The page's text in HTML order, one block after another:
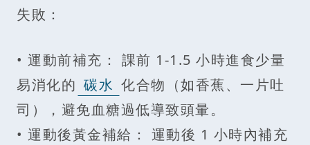
失敗：
• 運動前補充： 課前 1-1.5 小時進食少量
易消化的 碳水 化合物（如香蕉、一片吐
司），避免血糖過低導致頭暈。
• 運動後黃金補給： 運動後 1 小時內補充